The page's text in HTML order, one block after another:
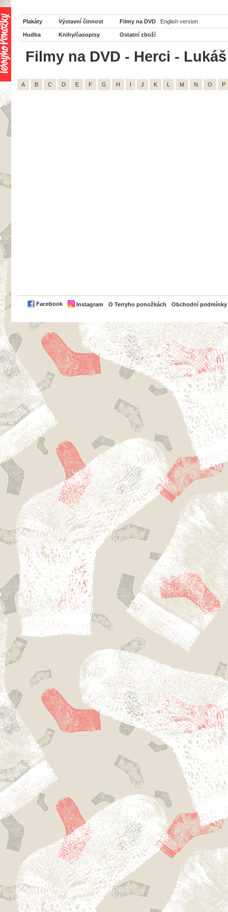
Plakáty Výstavní činnost Filmy na DVD English version
Hudba Knihy/časopisy Ostatní zboží
Filmy na DVD - Herci -
A B C D E F G H I J K L M N O P
Facebook Instagram O Terryho ponožkách Obchodní podmínky
PayPal